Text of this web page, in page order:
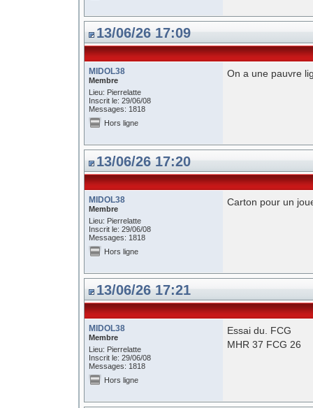
13/06/26 17:09
MIDOL38
Membre
Lieu: Pierrelatte
Inscrit le: 29/06/08
Messages: 1818
On a une pauvre
Hors ligne
13/06/26 17:20
MIDOL38
Membre
Lieu: Pierrelatte
Inscrit le: 29/06/08
Messages: 1818
Carton pour un
Hors ligne
13/06/26 17:21
MIDOL38
Membre
Lieu: Pierrelatte
Inscrit le: 29/06/08
Messages: 1818
Essai du. FCG
MHR 37 FCG 26
Hors ligne